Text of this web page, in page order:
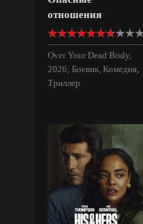
отношения
Over Your Dead Body,
2026; Боевик, Комедия,
Триллер